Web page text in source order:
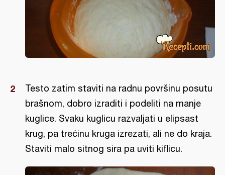
Testo zatim staviti na radnu površinu posutu
brašnom, dobro izraditi i podeliti na manje
kuglice. Svaku kuglicu razvaljati u elipsast
krug, pa trećinu kruga izrezati, ali ne do kraja.
Staviti malo sitnog sira pa uviti kiflicu.